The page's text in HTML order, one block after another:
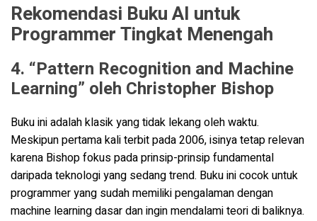
Rekomendasi Buku AI untuk
Programmer Tingkat Menengah
4. “Pattern Recognition and Machine
Learning” oleh Christopher Bishop
Buku ini adalah klasik yang tidak lekang oleh waktu.
Meskipun pertama kali terbit pada 2006, isinya tetap relevan
karena Bishop fokus pada prinsip-prinsip fundamental
daripada teknologi yang sedang trend. Buku ini cocok untuk
programmer yang sudah memiliki pengalaman dengan
machine learning dasar dan ingin mendalami teori di baliknya.